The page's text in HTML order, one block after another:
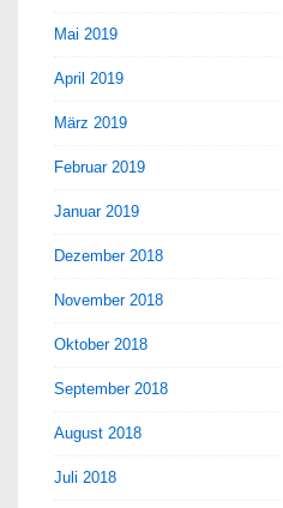
Mai 2019
April 2019
März 2019
Februar 2019
Januar 2019
Dezember 2018
November 2018
Oktober 2018
September 2018
August 2018
Juli 2018